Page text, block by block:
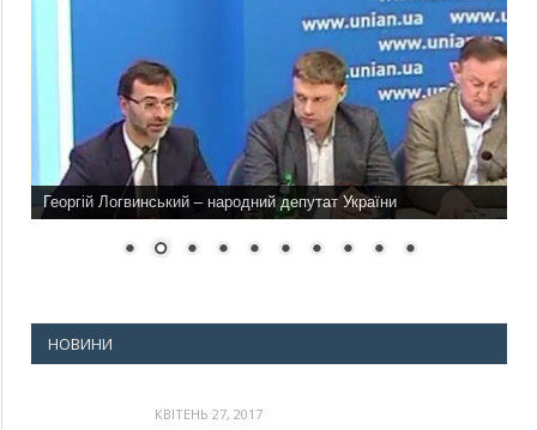
Георгій Логвинський – народний депутат України
НОВИНИ
КВІТЕНЬ 27, 2017